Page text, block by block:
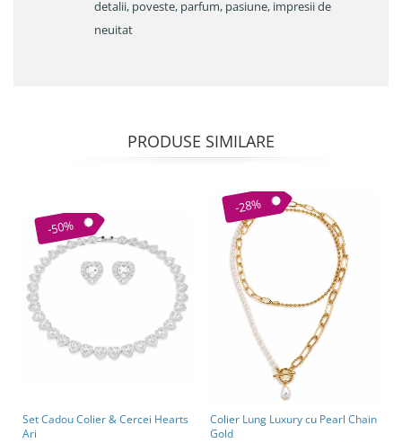
detalii, poveste, parfum, pasiune, impresii de
neuitat
PRODUSE SIMILARE
-50%
Set Cadou Colier & Cercei Hearts
Ari
-28%
Colier Lung Luxury cu Pearl Chain
Gold